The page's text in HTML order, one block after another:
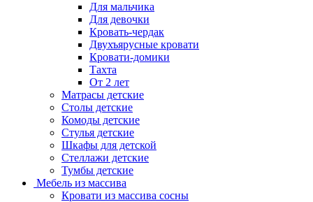
Для мальчика
Для девочки
Кровать-чердак
Двухъярусные кровати
Кровати-домики
Тахта
От 2 лет
Матрасы детские
Столы детские
Комоды детские
Стулья детские
Шкафы для детской
Стеллажи детские
Тумбы детские
Мебель из массива
Кровати из массива сосны